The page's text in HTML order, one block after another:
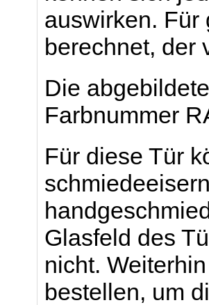
auswirken. Für
berechnet, der
Die
Farbnummer
Für diese Tür
Glasfeld des
nicht.
bestellen, um